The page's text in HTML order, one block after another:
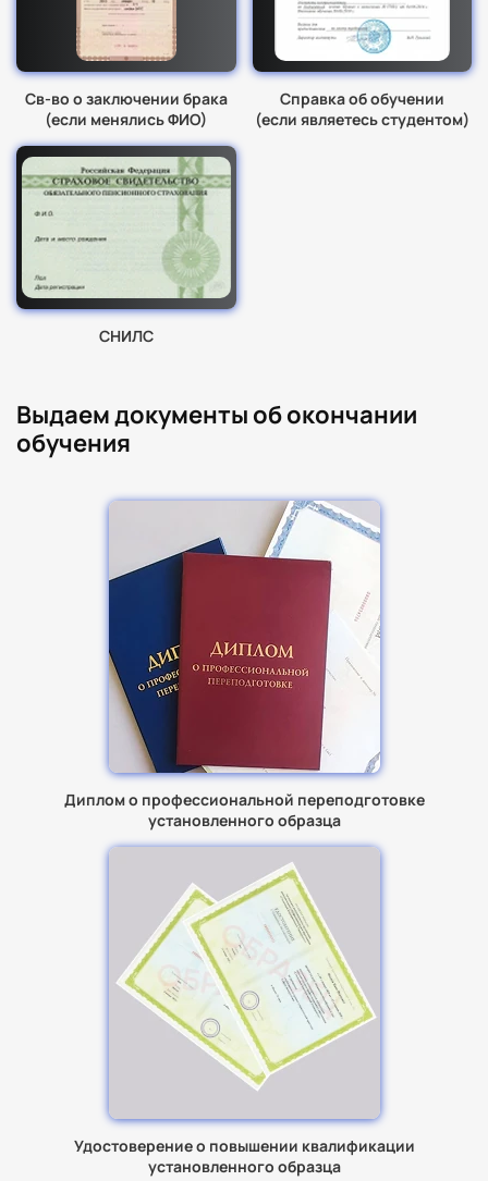
Св-во о заключении брака
(если менялись ФИО)
Справка об обучении
(если являетесь студентом)
СНИЛС
Выдаем документы об окончании
обучения
Диплом о профессиональной переподготовке
установленного образца
Удостоверение о повышении квалификации
установленного образца